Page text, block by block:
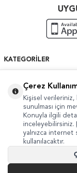
KATEGORILER
HIZLI ERIŞIM
Çerez
Kişisel
sunulması için
Konuyla ilgili
inceleyebilirsiniz.
yalnızca internet
kullanılacaktır.